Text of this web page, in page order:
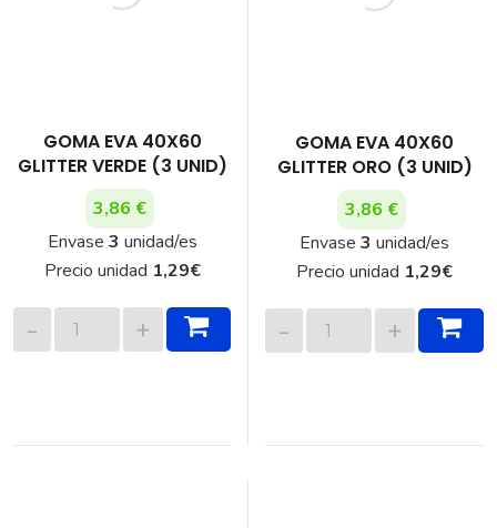
GOMA EVA 40X60
GLITTER VERDE (3 UNID)
3,86 €
Envase 3 unidad/es
Precio unidad 1,29€
GOMA EVA 40X60
GLITTER ORO (3 UNID)
3,86 €
Envase 3 unidad/es
Precio unidad 1,29€